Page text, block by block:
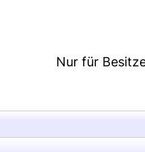
Nur für